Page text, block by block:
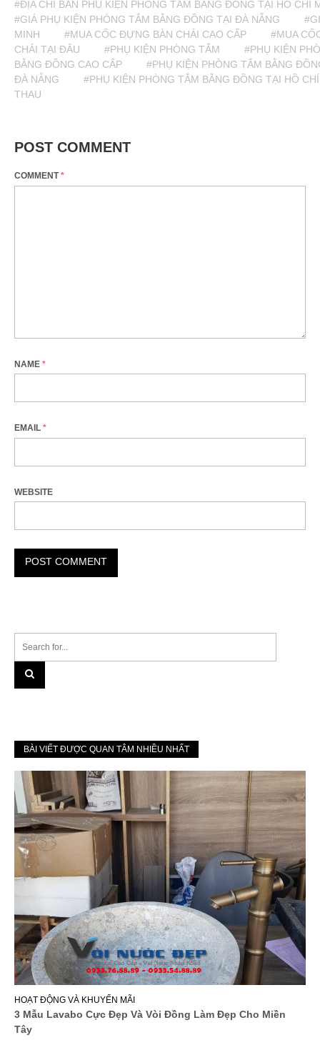
#ĐỊA CHỈ BÁN PHỤ KIỆN PHÒNG TẮM BẰNG ĐỒNG TẠI HỒ CHÍ
#GIÁ PHỤ KIỆN PHÒNG TẮM BẰNG ĐỒNG TẠI ĐÀ NẴNG
MINH
#MUA CỐC ĐỰNG BÀN CHẢI CAO CẤP
#MUA
CHẢI TẠI ĐÂU
#PHỤ KIỆN PHÒNG TẮM
#PHỤ KIỆN
BẰNG ĐỒNG CAO CẤP
#PHỤ KIỆN PHÒNG TẮM BẰNG
ĐÀ NẴNG
#PHỤ KIỆN PHÒNG TẮM BẰNG ĐỒNG TẠI HỒ
THAU
POST COMMENT
COMMENT*
NAME *
EMAIL *
WEBSITE
BÀI VIẾT ĐƯỢC QUAN TÂM NHIỀU NHẤT
HOẠT ĐỘNG VÀ KHUYẾN MÃI
3 Mẫu Lavabo Cực Đẹp Và Vòi Đồng Làm Đẹp Cho Miền
Tây